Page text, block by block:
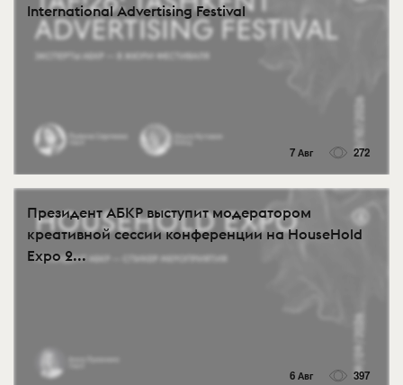
International Advertising Festival
7 Авг 272
Президент АБКР выступит модератором
креативной сессии конференции на HouseHold
Expo 2...
6 Авг 397